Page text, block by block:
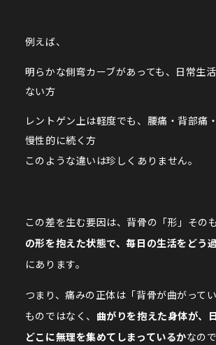
例えば、
明らかな側弯カーブがあっても、日常生
ない方
レントゲン上は軽度でも、腰痛・背部痛
慢性的に続く方
このような違いは珍しくありません。
この差を生む要因は、背骨の「形」その
の形を抱えた状態で、毎日の生活をどう
にあります。
つまり、痛みの正体は「背骨が曲がって
ものではなく、 曲がりを抱えた身体が、
どこに無理を集めてしまっているかなので